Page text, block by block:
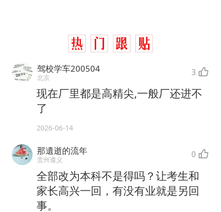
驾校学车200504
北京 3
现在厂里都是高精尖,一般厂还进不
了
2026-06-14
那遺逝的流年
贵州遵义 0
全部改为本科不是得吗？让考生和
家长高兴一回，有没有业就是另回
事。